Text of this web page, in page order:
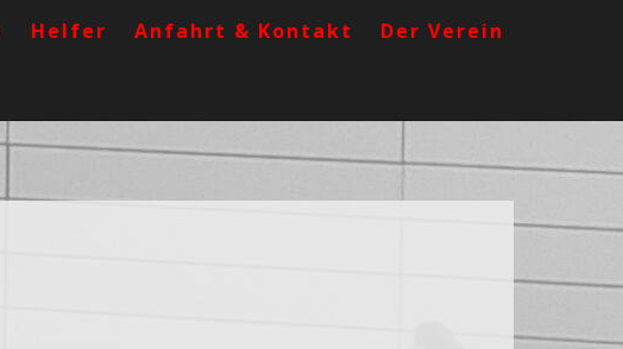
Helfer Anfahrt & Kontakt Der Verein